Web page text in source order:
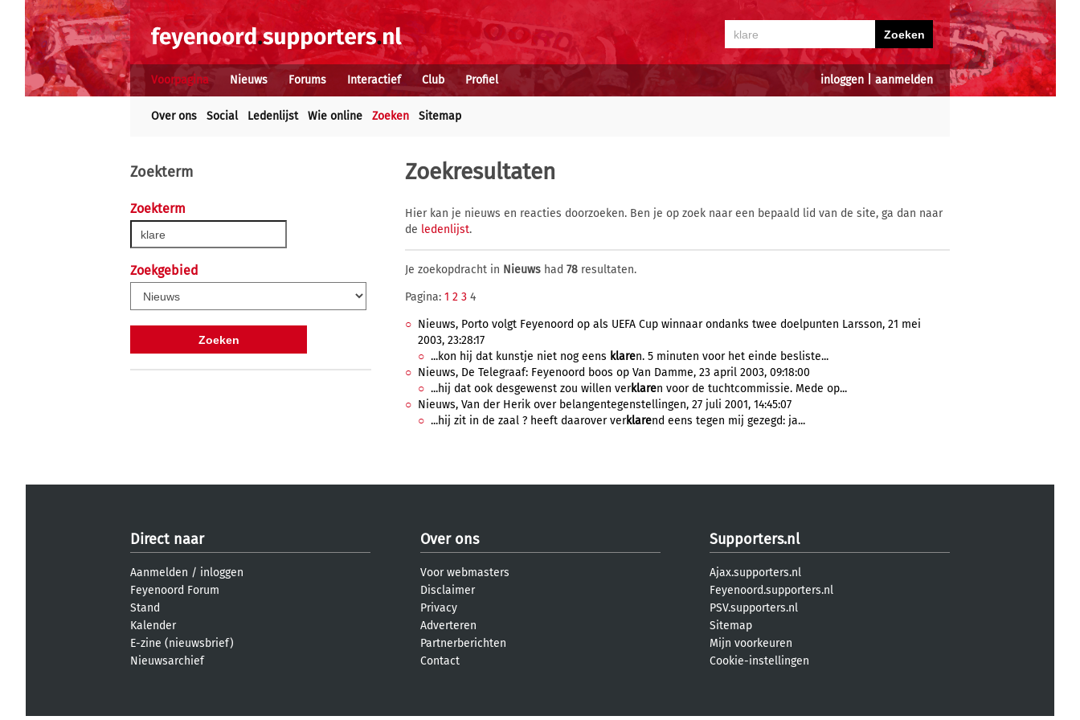
inloggen aanmelden
Voorpagina Nieuws Forums Interactief Club Profiel
Over ons Social Ledenlijst Wie online Zoeken Sitemap
Zoekterm
Zoekterm
Zoekgebied
Zoekresultaten
Hier kan je nieuws en reacties doorzoeken. Ben je op zoek naar een bepaald lid van de site, ga dan naar
de ledenlijst.
Je zoekopdracht in Nieuws had 78 resultaten.
Pagina: 1 2 3 4
Nieuws, Porto volgt Feyenoord op als UEFA Cup winnaar ondanks twee doelpunten Larsson, 21 mei
2003, 23:28:17
...kon hij dat kunstje niet nog eens klaren. 5 minuten voor het einde besliste...
Nieuws, De Telegraaf: Feyenoord boos op Van Damme, 23 april 2003, 09:18:00
...hij dat ook desgewenst zou willen verklaren voor de tuchtcommissie. Mede op...
Nieuws, Van der Herik over belangentegenstellingen, 27 juli 2001, 14:45:07
...hij zit in de zaal ? heeft daarover verklarend eens tegen mij gezegd: ja...
Direct naar
Aanmelden / inloggen
Feyenoord Forum
Stand
Kalender
E-zine (nieuwsbrief)
Nieuwsarchief
Over ons
Voor webmasters
Disclaimer
Privacy
Adverteren
Partnerberichten
Contact
Supporters.nl
Ajax.supporters.nl
Feyenoord.supporters.nl
PSV.supporters.nl
Sitemap
Mijn voorkeuren
Cookie-instellingen